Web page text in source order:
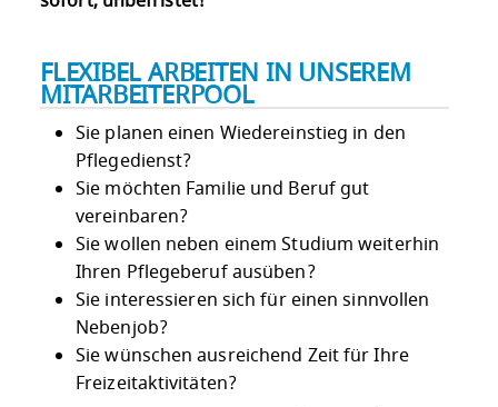
FLEXIBEL ARBEITEN IN UNSEREM
MITARBEITERPOOL
Sie planen einen Wiedereinstieg in den
Pflegedienst?
Sie möchten Familie und Beruf gut
vereinbaren?
Sie wollen neben einem Studium weiterhin
Ihren Pflegeberuf ausüben?
Sie interessieren sich für einen sinnvollen
Nebenjob?
Sie wünschen ausreichend Zeit für Ihre
Freizeitaktivitäten?